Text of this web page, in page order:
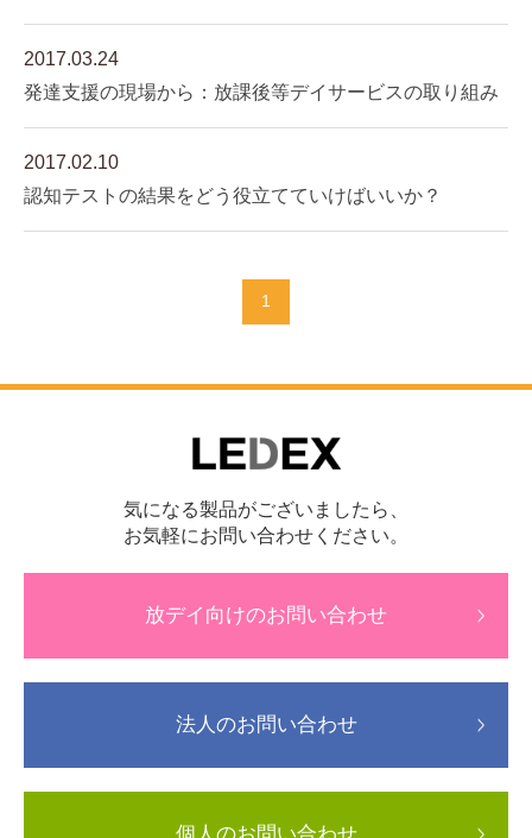
2017.03.24
発達支援の現場から：放課後等デイサービスの取り組み
2017.02.10
認知テストの結果をどう役立てていけばいいか？
1
気になる製品がございましたら、
お気軽にお問い合わせください。
放デイ向けのお問い合わせ
法人のお問い合わせ